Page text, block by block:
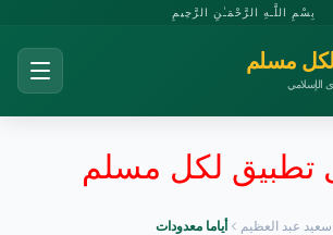
بِسْمِ اللَّـهِ الرَّحْمَـٰنِ الرَّحِيمِ
لكل مسلم
الإسلامي
تطبيق لكل مسلم
سعيد عبد العظيم أياما معدودات